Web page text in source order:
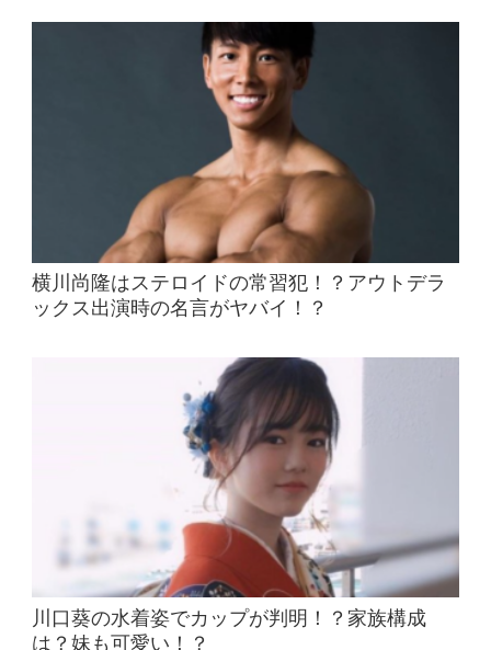
横川尚隆はステロイドの常習犯！？アウトデラ
ックス出演時の名言がヤバイ！？
川口葵の水着姿でカップが判明！？家族構成
は？妹も可愛い！？